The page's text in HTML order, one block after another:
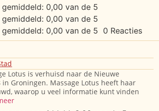
0 Reacties
Lotus is verhuisd naar de Nieuwe
in Groningen. Massage Lotus heeft haar
waarop u veel informatie kunt vinden